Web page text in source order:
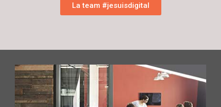
La team #jesuisdigital